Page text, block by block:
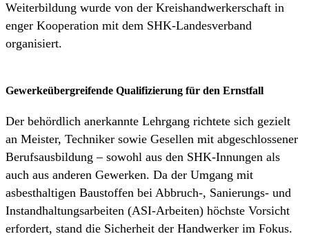
Weiterbildung wurde von der Kreishandwerkerschaft in
enger Kooperation mit dem SHK-Landesverband
organisiert.
Gewerkeübergreifende Qualifizierung für den Ernstfall
Der behördlich anerkannte Lehrgang richtete sich gezielt
an Meister, Techniker sowie Gesellen mit abgeschlossener
Berufsausbildung – sowohl aus den SHK-Innungen als
auch aus anderen Gewerken. Da der Umgang mit
asbesthaltigen Baustoffen bei Abbruch-, Sanierungs- und
Instandhaltungsarbeiten (ASI-Arbeiten) höchste Vorsicht
erfordert, stand die Sicherheit der Handwerker im Fokus.